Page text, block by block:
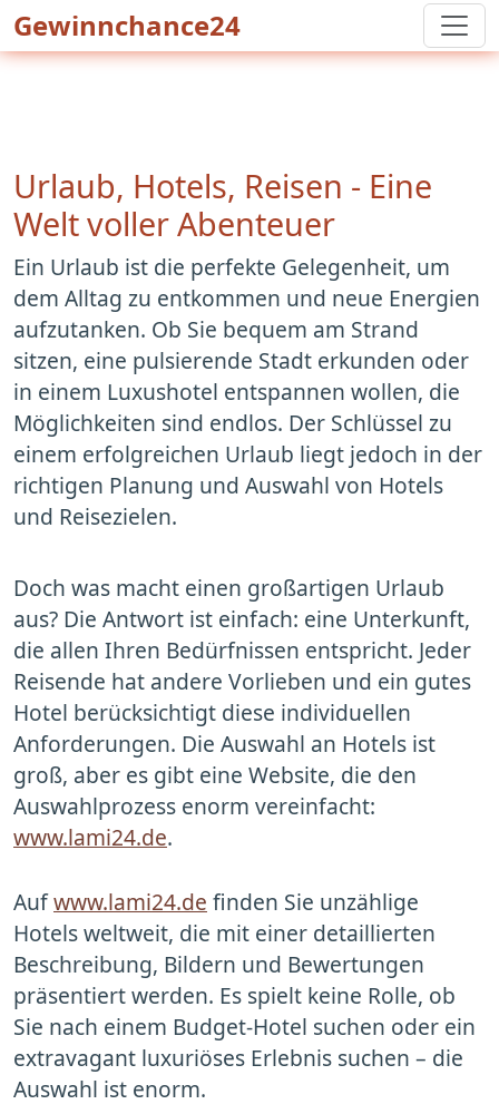
Gewinnchance24
Urlaub, Hotels, Reisen - Eine
Welt voller Abenteuer
Ein Urlaub ist die perfekte Gelegenheit, um
dem Alltag zu entkommen und neue Energien
aufzutanken. Ob Sie bequem am Strand
sitzen, eine pulsierende Stadt erkunden oder
in einem Luxushotel entspannen wollen, die
Möglichkeiten sind endlos. Der Schlüssel zu
einem erfolgreichen Urlaub liegt jedoch in der
richtigen Planung und Auswahl von Hotels
und Reisezielen.
Doch was macht einen großartigen Urlaub
aus? Die Antwort ist einfach: eine Unterkunft,
die allen Ihren Bedürfnissen entspricht. Jeder
Reisende hat andere Vorlieben und ein gutes
Hotel berücksichtigt diese individuellen
Anforderungen. Die Auswahl an Hotels ist
groß, aber es gibt eine Website, die den
Auswahlprozess enorm vereinfacht:
www.lami24.de.
Aufwww.lami24.de finden Sie unzählige
Hotels weltweit, die mit einer detaillierten
Beschreibung, Bildern und Bewertungen
präsentiert werden. Es spielt keine Rolle, ob
Sie nach einem Budget-Hotel suchen oder ein
extravagant luxuriöses Erlebnis suchen – die
Auswahl ist enorm.